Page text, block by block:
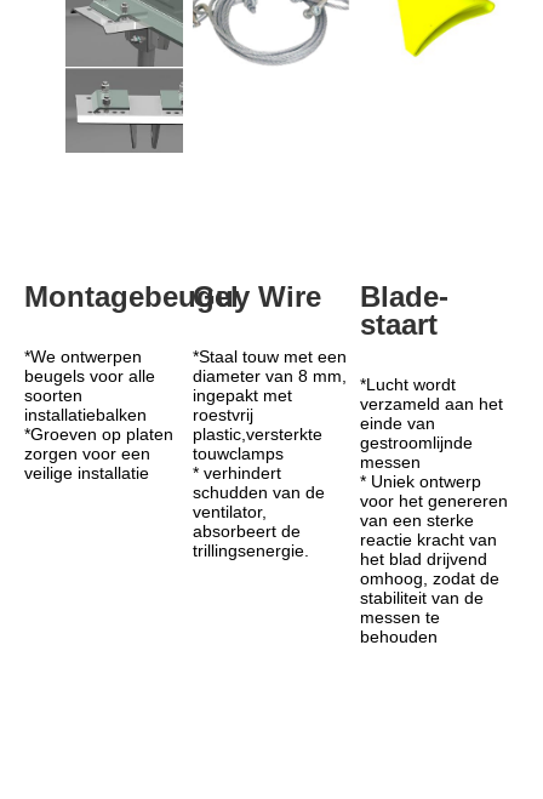
Montagebeugel
*We ontwerpen
beugels voor alle
soorten
installatiebalken
*Groeven op platen
zorgen voor een
veilige installatie
Guy Wire
*Staal touw met een
diameter van 8 mm,
ingepakt met
roestvrij
plastic,versterkte
touwclamps
* verhindert
schudden van de
ventilator,
absorbeert de
trillingsenergie.
Blade-
staart
*Lucht wordt
verzameld aan het
einde van
gestroomlijnde
messen
* Uniek ontwerp
voor het genereren
van een sterke
reactie kracht van
het blad drijvend
omhoog, zodat de
stabiliteit van de
messen te
behouden